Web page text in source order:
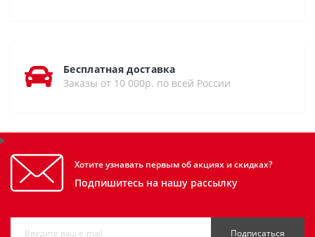
Бесплатная доставка
Заказы от 10 000р. по всей России
Хотите узнавать первым об акциях и скидках?
Подпишитесь на нашу рассылку
Подписаться